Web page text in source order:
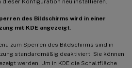
des Bildschirms wird in einer
mit KDE angezeigt
zum Sperren des Bildschirms sind in
standardmäßig deaktiviert. Sie können
werden. Um in KDE die Schaltfläche